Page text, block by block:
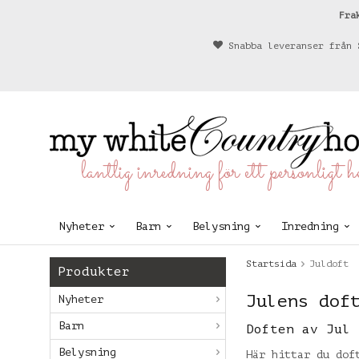
Snabba leveranser
lantlig inredning för ett personligt
Nyheter Barn Belysning Inredning
Produkter
Nyheter
Barn
Belysning
Startsida Juldoft
Julens
Doften av Jul
Här hittar du